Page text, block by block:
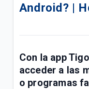
Conoce la barra de
decodificador
Decodificador Tigo
Android? |
Con la app
acceder a las
o programas